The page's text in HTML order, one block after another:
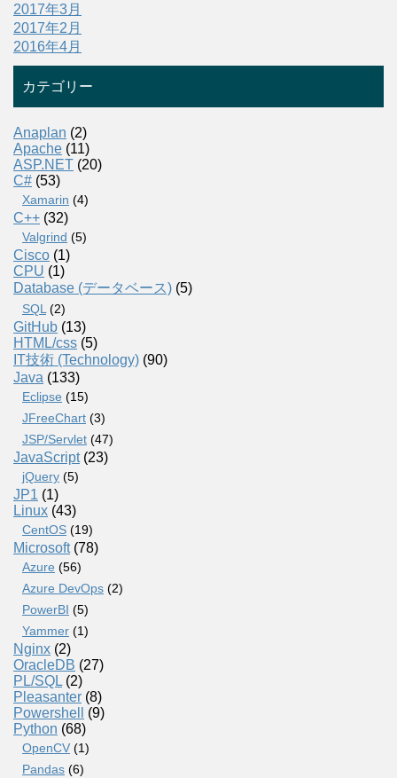
2017年3月
2017年2月
2016年4月
カテゴリー
Anaplan (2)
Apache (11)
ASP.NET (20)
C# (53)
Xamarin (4)
C++ (32)
Valgrind (5)
Cisco (1)
CPU (1)
Database (データベース) (5)
SQL (2)
GitHub (13)
HTML/css (5)
IT技術 (Technology) (90)
Java (133)
Eclipse (15)
JFreeChart (3)
JSP/Servlet (47)
JavaScript(23)
jQuery (5)
JP1 (1)
Linux (43)
CentOS (19)
Microsoft(78)
Azure (56)
Azure DevOps (2)
PowerBI (5)
Yammer (1)
Nginx (2)
OracleDB (27)
PL/SQL (2)
Pleasanter (8)
Powershell
(9)
Python (68)
OpenCV (1)
Pandas (6)